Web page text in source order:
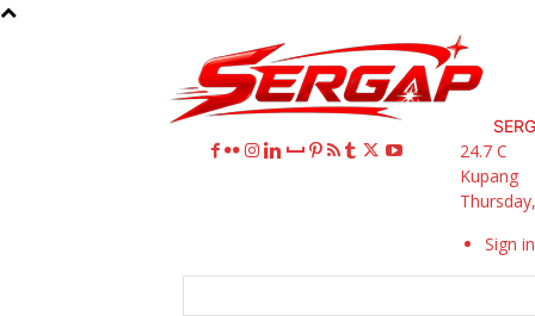
24.7 C
Kupang
Sign